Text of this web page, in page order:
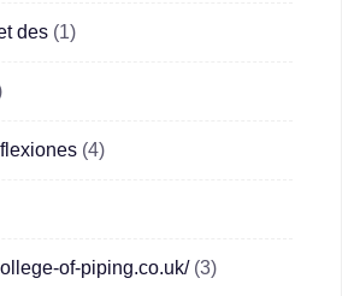
des (1)
(4)
of-piping.co.uk/(3)